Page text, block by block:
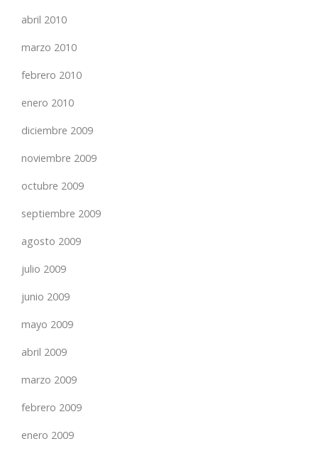
abril 2010
marzo 2010
febrero 2010
enero 2010
diciembre 2009
noviembre 2009
octubre 2009
septiembre 2009
agosto 2009
julio 2009
junio 2009
mayo 2009
abril 2009
marzo 2009
febrero 2009
enero 2009